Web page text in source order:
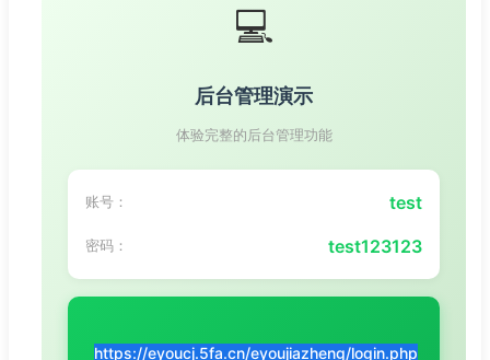
💻
后台管理演示
体验完整的后台管理功能
账号： test
密码： test123123
https://eyoucj.5fa.cn/eyoujiazheng/login.php